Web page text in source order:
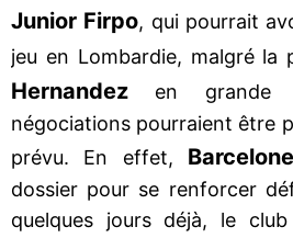
Junior Firpo, qui pourrait
jeu en Lombardie, malgré la
Hernandez en grande
négociations pourraient être
prévu. En effet, Barcelone
dossier pour se renforcer
quelques jours déjà, le